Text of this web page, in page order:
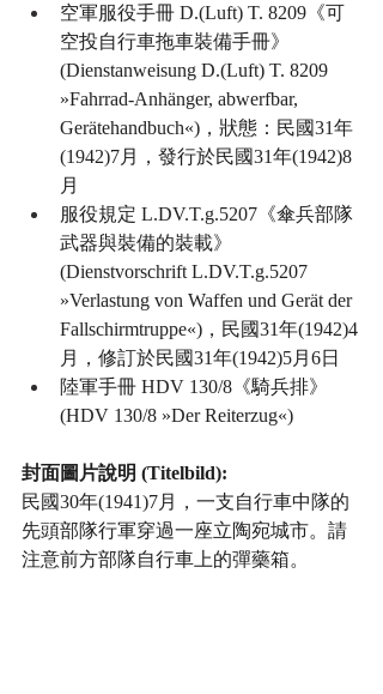
空軍服役手冊 D.(Luft) T. 8209《可
空投自行車拖車裝備手冊》
(Dienstanweisung D.(Luft) T. 8209
»Fahrrad-Anhänger, abwerfbar,
Gerätehandbuch«)，狀態：民國31年
(1942)7月，發行於民國31年(1942)8
月
服役規定 L.DV.T.g.5207《傘兵部隊
武器與裝備的裝載》
(Dienstvorschrift L.DV.T.g.5207
»Verlastung von Waffen und Gerät der
Fallschirmtruppe«)，民國31年(1942)4
月，修訂於民國31年(1942)5月6日
陸軍手冊 HDV 130/8《騎兵排》
(HDV 130/8 »Der Reiterzug«)
封面圖片說明 (Titelbild):
民國30年(1941)7月，一支自行車中隊的
先頭部隊行軍穿過一座立陶宛城市。請
注意前方部隊自行車上的彈藥箱。